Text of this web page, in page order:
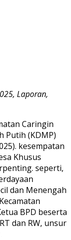
Laporan,
Caringin
Putih (KDMP)
kesempatan
Khusus
seperti,
dan Menengah
BPD beserta
dan RW, unsur